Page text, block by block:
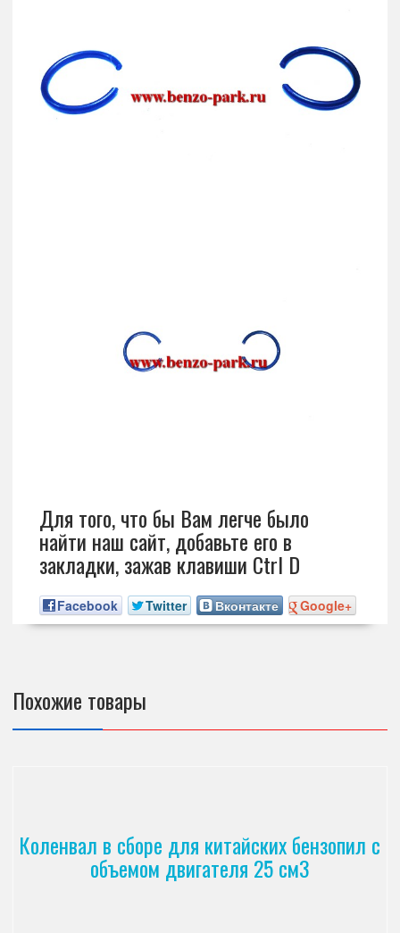
Для того, что бы Вам легче было
найти наш сайт, добавьте его в
закладки, зажав клавиши Ctrl D
Facebook Twitter Вконтакте Google+
Похожие товары
Коленвал в сборе для китайских бензопил с
объемом двигателя 25 см3